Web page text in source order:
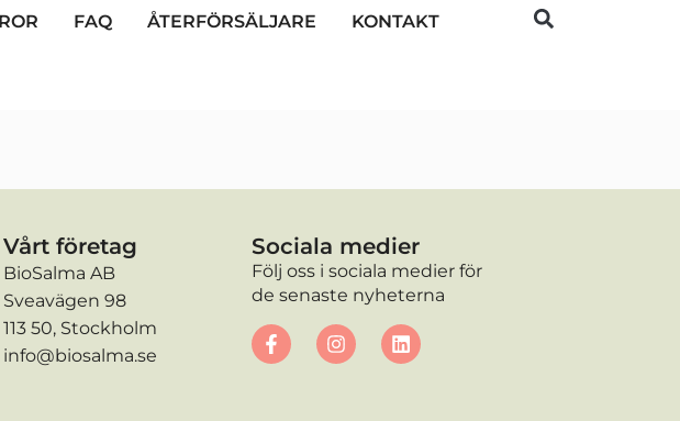
FAQ ÅTERFÖRSÄLJARE KONTAKT
Vårt företag
BioSalma AB
Sveavägen 98
113 50, Stockholm
info@biosalma.se
Sociala medier
Följ oss i sociala medier för
de senaste nyheterna